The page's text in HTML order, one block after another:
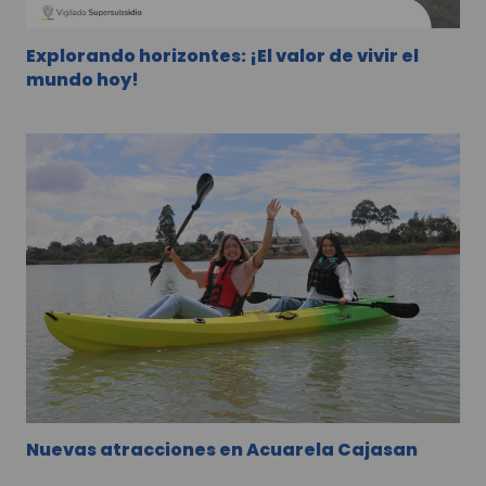
Explorando horizontes: ¡El valor de vivir el
mundo hoy!
Nuevas atracciones en Acuarela Cajasan